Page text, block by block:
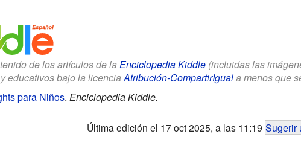
de los artículos de la Enciclopedia Kiddle(incluidas las
educativos bajo la licenciaAtribución-CompartirIguala menos que
para Niños. Enciclopedia Kiddle.
Última edición el 17 oct 2025, a las 11:19 Sugerir